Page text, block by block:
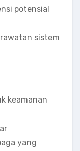
potensial
sistem
keamanan
yang